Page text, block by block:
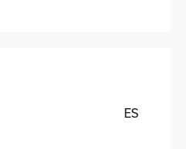
ES